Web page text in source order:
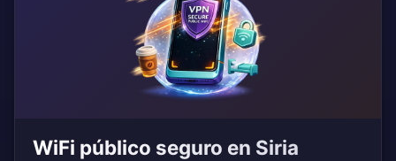
WiFi público seguro en Siria